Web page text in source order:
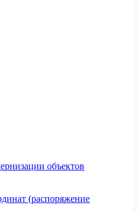
объектов
(распоряжение